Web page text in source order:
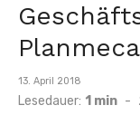
Veröffentlicht
am
13. April 2018
Lesedauer: 1 min -